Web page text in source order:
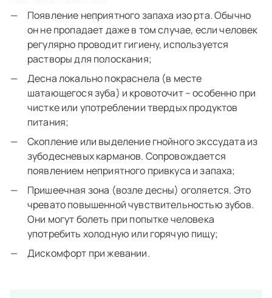
Появление неприятного запаха изо рта. Обычно
он не пропадает даже в том случае, если человек
регулярно проводит гигиену, используется
растворы для полоскания;
Десна локально покраснела (в месте
шатающегося зуба) и кровоточит – особенно при
чистке или употреблении твердых продуктов
питания;
Скопление или выделение гнойного экссудата из
зубодесневых карманов. Сопровождается
появлением неприятного привкуса и запаха;
Пришеечная зона (возле десны) оголяется. Это
чревато повышенной чувствительностью зубов.
Они могут болеть при попытке человека
употребить холодную или горячую пищу;
Дискомфорт при жевании.